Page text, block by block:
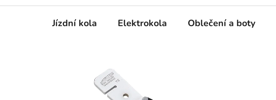
Jízdní kola Elektrokola Oblečení a boty